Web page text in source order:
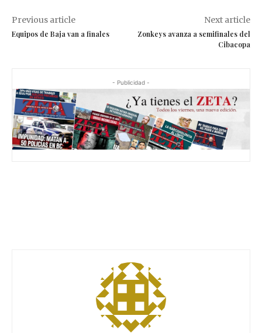
Previous article
Equipos de Baja van a finales
Next article
Zonkeys avanza a semifinales del
Cibacopa
- Publicidad -